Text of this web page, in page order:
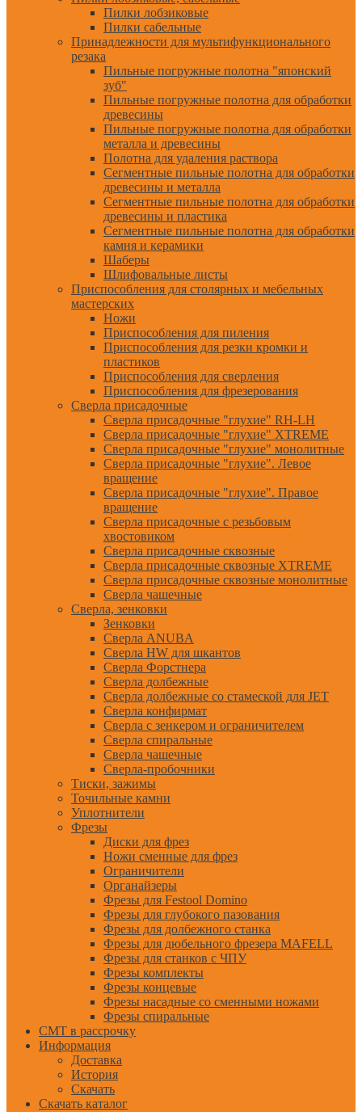
Пилки лобзиковые
Пилки сабельные
Принадлежности для мультифункционального
резака
Пильные погружные полотна "японский
зуб"
Пильные погружные полотна для обработки
древесины
Пильные погружные полотна для обработки
металла и древесины
Полотна для удаления раствора
Сегментные пильные полотна для обработки
древесины и металла
Сегментные пильные полотна для обработки
древесины и пластика
Сегментные пильные полотна для обработки
камня и керамики
Шаберы
Шлифовальные листы
Приспособления для столярных и мебельных
мастерских
Ножи
Приспособления для пиления
Приспособления для резки кромки и
пластиков
Приспособления для сверления
Приспособления для фрезерования
Сверла присадочные
Сверла присадочные "глухие" RH-LH
Сверла присадочные "глухие" XTREME
Сверла присадочные "глухие" монолитные
Сверла присадочные "глухие". Левое
вращение
Сверла присадочные "глухие". Правое
вращение
Сверла присадочные с резьбовым
хвостовиком
Сверла присадочные сквозные
Сверла присадочные сквозные XTREME
Сверла присадочные сквозные монолитные
Сверла чашечные
Сверла, зенковки
Зенковки
Сверла ANUBA
Сверла HW для шкантов
Сверла Форстнера
Сверла долбежные
Сверла долбежные со стамеской для JET
Сверла конфирмат
Сверла с зенкером и ограничителем
Сверла спиральные
Сверла чашечные
Сверла-пробочники
Тиски, зажимы
Точильные камни
Уплотнители
Фрезы
Диски для фрез
Ножи сменные для фрез
Ограничители
Органайзеры
Фрезы для Festool Domino
Фрезы для глубокого пазования
Фрезы для долбежного станка
Фрезы для дюбельного фрезера MAFELL
Фрезы для станков с ЧПУ
Фрезы комплекты
Фрезы концевые
Фрезы насадные со сменными ножами
Фрезы спиральные
CMT в рассрочку
Информация
Доставка
История
Скачать
Скачать каталог